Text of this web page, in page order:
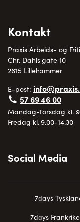
Kontakt
Praxis Arbeids- og
Chr. Dahls gate 10
2615 Lillehammer
E-post:
57 69 46 00
Mandag-Torsdag kl.
Fredag kl. 9.00-14.30
Social Media
7days
7days Frankrike